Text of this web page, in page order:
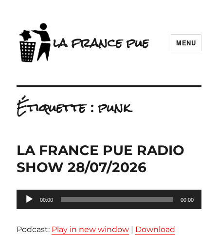
la france pue MENU
Étiquette :punk
LA FRANCE PUE RADIO
SHOW 28/07/2026
Lecteur
audio
00:00 00:00
Podcast: Play in new window | Download